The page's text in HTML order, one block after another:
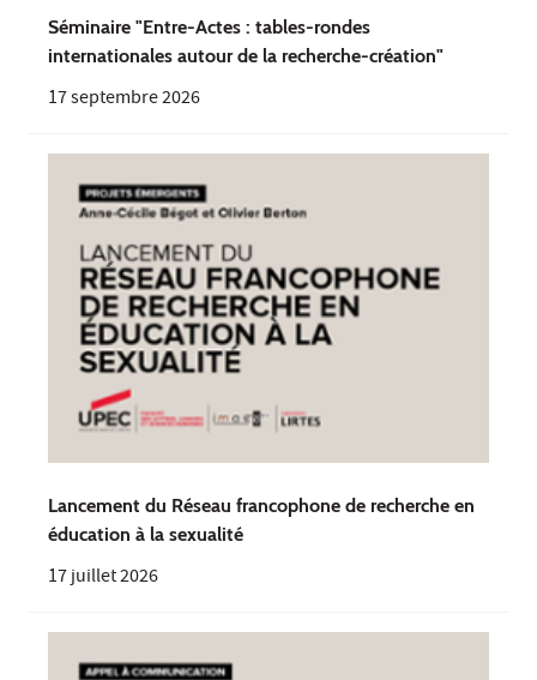
Séminaire "Entre-Actes : tables-rondes
internationales autour de la recherche-création"
17 septembre 2026
Lancement du Réseau francophone de recherche en
éducation à la sexualité
17 juillet 2026